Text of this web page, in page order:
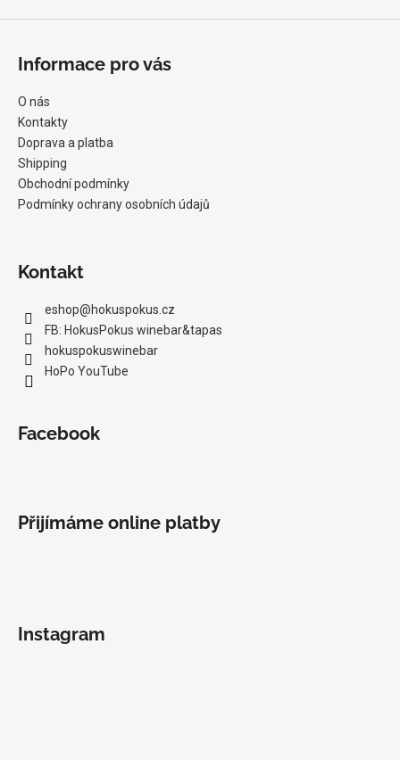
Informace pro vás
O nás
Kontakty
Doprava a platba
Shipping
Obchodní podmínky
Podmínky ochrany osobních údajů
Kontakt
eshop@hokuspokus.cz
FB: HokusPokus winebar&tapas
hokuspokuswinebar
HoPo YouTube
Facebook
Přijímáme online platby
Instagram